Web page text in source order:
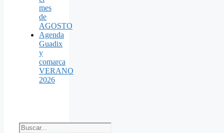
mes
de
AGOSTO
Agenda
Guadix
y
comarca
VERANO
2026
Buscar: